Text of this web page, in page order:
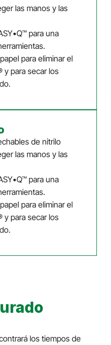
las manos y las
para una
para eliminar el
y para secar los
de nitrilo
las manos y las
para una
para eliminar el
y para secar los
los tiempos de